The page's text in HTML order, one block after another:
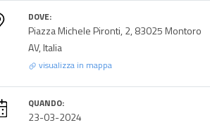
DOVE:
Piazza Michele Pironti, 2, 83025 Montoro
AV, Italia
visualizza in mappa
QUANDO:
23-03-2024